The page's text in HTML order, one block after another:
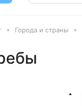
Города и страны